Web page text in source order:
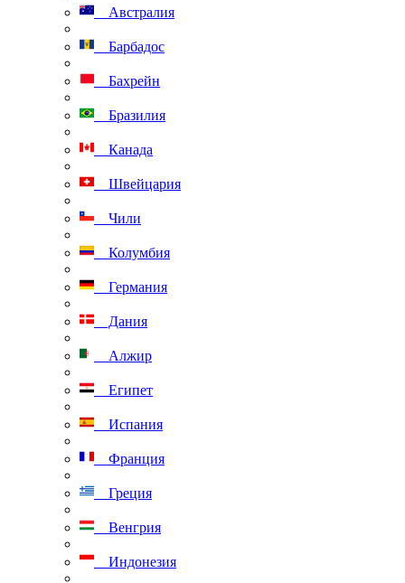
Австралия
Барбадос
Бахрейн
Бразилия
Канада
Швейцария
Чили
Колумбия
Германия
Дания
Алжир
Египет
Испания
Франция
Греция
Венгрия
Индонезия